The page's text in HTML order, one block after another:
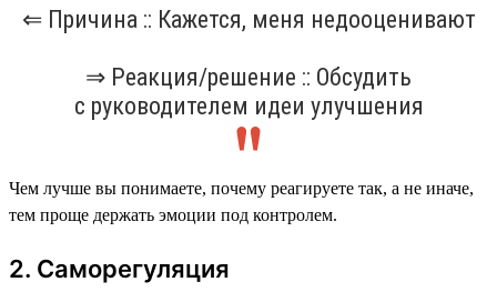
⇐ Причина :: Кажется, меня недооценивают
⇒ Реакция/решение :: Обсудить
с руководителем идеи улучшения
Чем лучше вы понимаете, почему реагируете так, а не иначе,
тем проще держать эмоции под контролем.
2. Саморегуляция